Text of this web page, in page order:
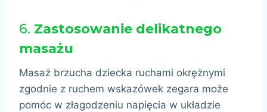
6. Zastosowanie delikatnego
masażu
Masaż brzucha dziecka ruchami okrężnymi
zgodnie z ruchem wskazówek zegara może
pomóc w złagodzeniu napięcia w układzie